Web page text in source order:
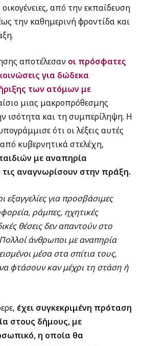
από την εκπαίδευση
την καθημερινή φροντίδα και
αποτέλεσαν οι πρόσφατες
για δώδεκα
των ατόμων με
μιας μακροπρόθεσμης
ισότητα και τη συμπερίληψη. Η
ότι οι λέξεις αυτές
κυβερνητικά στελέχη,
με αναπηρία
τις αναγνωρίσουν στην πράξη.
εξαγγελίες για προσβάσιμες
ράμπες, ηχητικές
θέσεις δεν απαντούν στο
άνθρωποι με αναπηρία
μέσα στα σπίτια τους,
φτάσουν καν μέχρι τη στάση ή
έχει συγκεκριμένη πρόταση
στους δήμους, με
η οποία θα